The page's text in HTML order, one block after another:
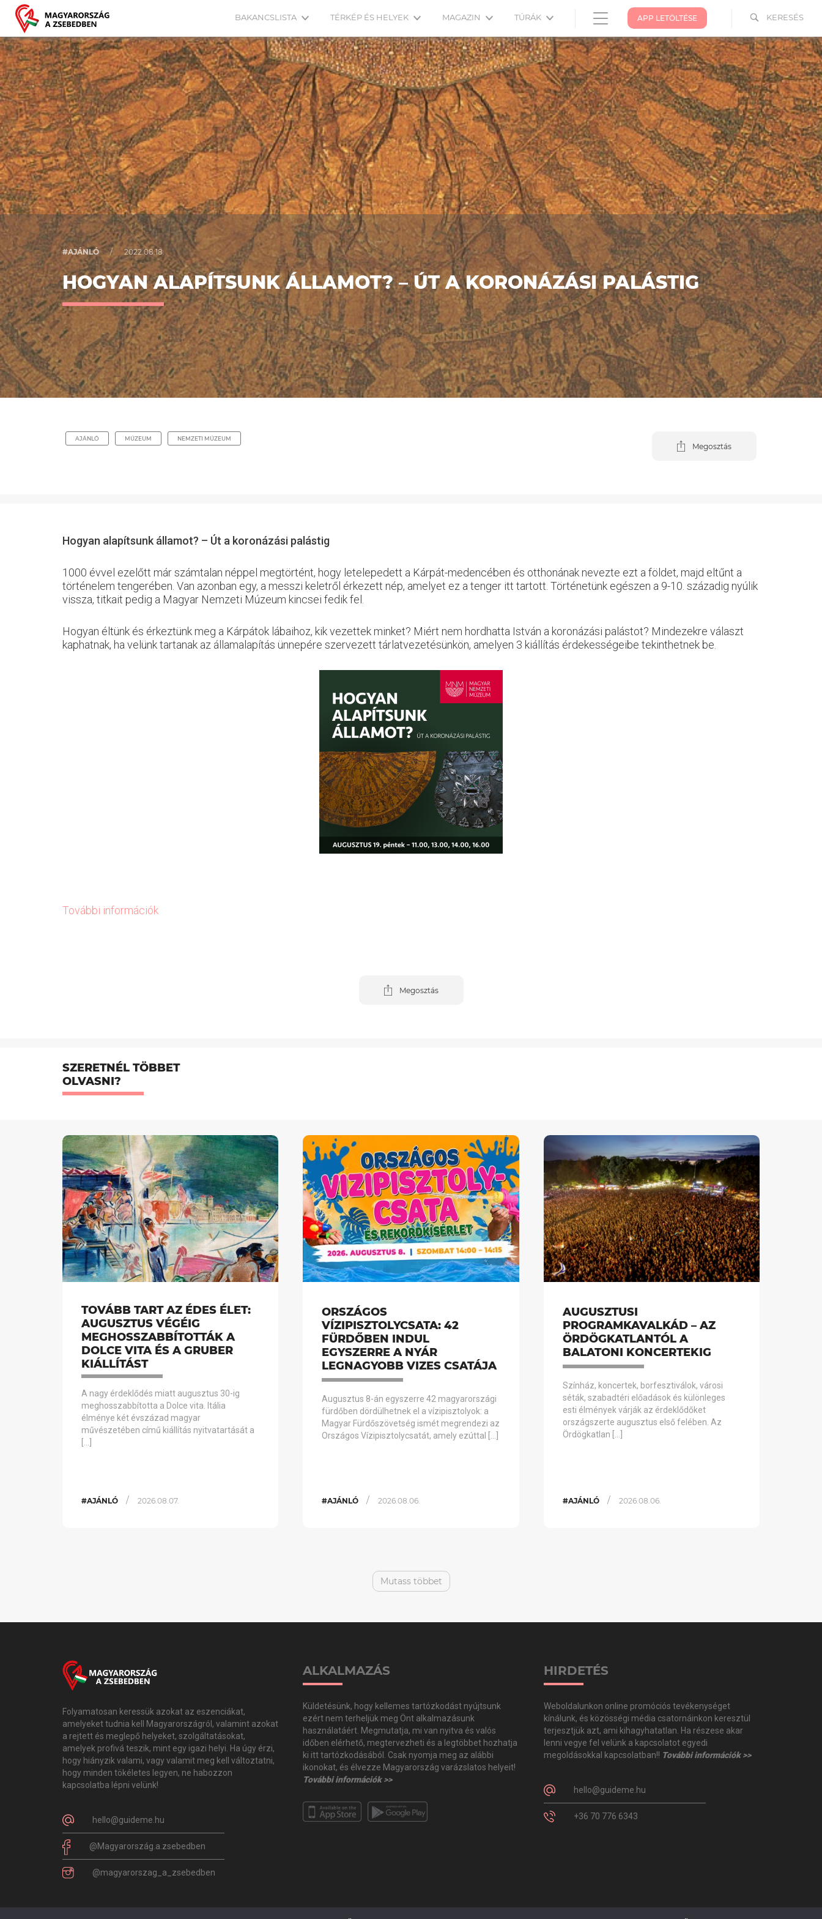
KERESÉS
APP LETÖLTÉSE
BAKANCSLISTA TÉRKÉP ÉS HELYEK MAGAZIN TÚRÁK
#AJÁNLÓ / 2022.08.18.
HOGYAN ALAPÍTSUNK ÁLLAMOT? – ÚT A KORONÁZÁSI PALÁSTIG
AJÁNLÓ MÚZEUM NEMZETI MÚZEUM
Megosztás
Hogyan alapítsunk államot? – Út a koronázási palástig
1000 évvel ezelőtt már számtalan néppel megtörtént, hogy letelepedett a Kárpát-medencében és otthonának nevezte ezt a földet, majd eltűnt a
történelem tengerében. Van azonban egy, a messzi keletről érkezett nép, amelyet ez a tenger itt tartott. Történetünk egészen a 9-10. századig nyúlik
vissza, titkait pedig a Magyar Nemzeti Múzeum kincsei fedik fel.
Hogyan éltünk és érkeztünk meg a Kárpátok lábaihoz, kik vezettek minket? Miért nem hordhatta István a koronázási palástot? Mindezekre választ
kaphatnak, ha velünk tartanak az államalapítás ünnepére szervezett tárlatvezetésünkön, amelyen 3 kiállítás érdekességeibe tekinthetnek be.​
További információk
Megosztás
SZERETNÉL TÖBBET
OLVASNI?
TOVÁBB TART AZ ÉDES ÉLET:
AUGUSZTUS VÉGÉIG
MEGHOSSZABBÍTOTTÁK A
DOLCE VITA ÉS A GRUBER
KIÁLLÍTÁST
A nagy érdeklődés miatt augusztus 30-ig
meghosszabbította a Dolce vita. Itália
élménye két évszázad magyar
művészetében című kiállítás nyitvatartását a
#AJÁNLÓ / 2026.08.07.
ORSZÁGOS
VÍZIPISZTOLYCSATA: 42
FÜRDŐBEN INDUL
EGYSZERRE A NYÁR
LEGNAGYOBB VIZES CSATÁJA
Augusztus 8-án egyszerre 42 magyarországi
fürdőben dördülhetnek el a vízipisztolyok: a
Magyar Fürdőszövetség ismét megrendezi az
Országos Vízipisztolycsatát, amely ezúttal […]
#AJÁNLÓ / 2026.08.06.
AUGUSZTUSI
PROGRAMKAVALKÁD – AZ
ÖRDÖGKATLANTÓL A
BALATONI KONCERTEKIG
Színház, koncertek, borfesztiválok, városi
séták, szabadtéri előadások és különleges
esti élmények várják az érdeklődőket
országszerte augusztus első felében. Az
Ördögkatlan […]
#AJÁNLÓ / 2026.08.06.
Mutass többet
Folyamatosan keressük azokat az eszenciákat,
amelyeket tudnia kell Magyarországról, valamint azokat
a rejtett és meglepő helyeket, szolgáltatásokat,
amelyek profivá teszik, mint egy igazi helyi. Ha úgy érzi,
hogy hiányzik valami, vagy valamit meg kell változtatni,
hogy minden tökéletes legyen, ne habozzon
kapcsolatba lépni velünk!
hello@guideme.hu
@Magyarország.a.zsebedben
@magyarorszag_a_zsebedben
ALKALMAZÁS
Küldetésünk, hogy kellemes tartózkodást nyújtsunk
ezért nem terheljük meg Önt alkalmazásunk
használatáért. Megmutatja, mi van nyitva és valós
időben elérhető, megtervezheti és a legtöbbet hozhatja
ki itt tartózkodásából. Csak nyomja meg az alábbi
ikonokat, és élvezze Magyarország varázslatos helyeit!
További információk >>
HIRDETÉS
Weboldalunkon online promóciós tevékenységet
kínálunk, és közösségi média csatornáinkon keresztül
terjesztjük azt, ami kihagyhatatlan. Ha részese akar
lenni vegye fel velünk a kapcsolatot egyedi
megoldásokkal kapcsolatban!! További információk >>
hello@guideme.hu
+36 70 776 6343